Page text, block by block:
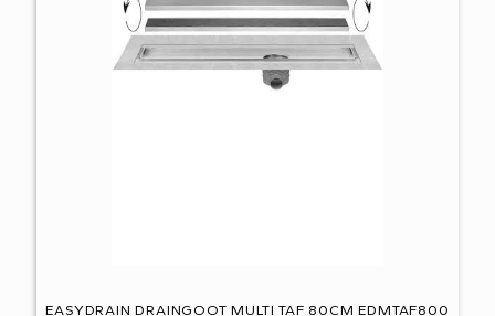
EASYDRAIN DRAINGOOT MULTI TAF 80CM EDMTAF800